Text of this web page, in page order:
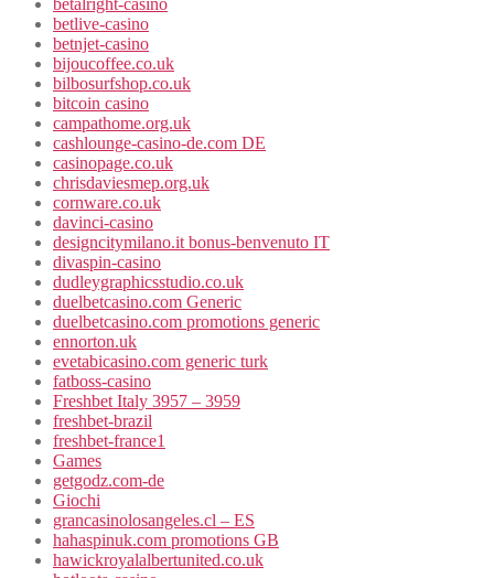
betalright-casino
betlive-casino
betnjet-casino
bijoucoffee.co.uk
bilbosurfshop.co.uk
bitcoin casino
campathome.org.uk
cashlounge-casino-de.com DE
casinopage.co.uk
chrisdaviesmep.org.uk
cornware.co.uk
davinci-casino
designcitymilano.it bonus-benvenuto IT
divaspin-casino
dudleygraphicsstudio.co.uk
duelbetcasino.com Generic
duelbetcasino.com promotions generic
ennorton.uk
evetabicasino.com generic turk
fatboss-casino
Freshbet Italy 3957 – 3959
freshbet-brazil
freshbet-france1
Games
getgodz.com-de
Giochi
grancasinolosangeles.cl – ES
hahaspinuk.com promotions GB
hawickroyalalbertunited.co.uk